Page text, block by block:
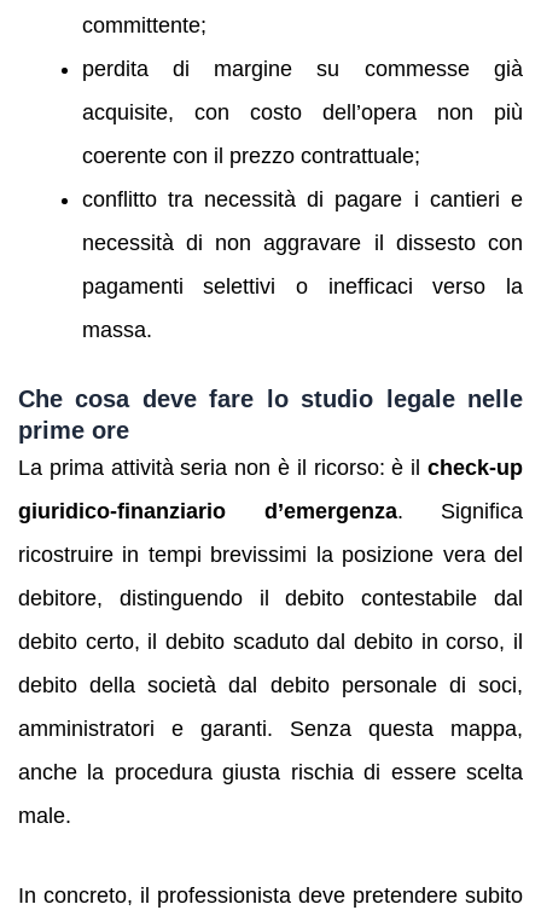
committente;
perdita di margine su commesse già
acquisite, con costo dell’opera non più
coerente con il prezzo contrattuale;
conflitto tra necessità di pagare i cantieri e
necessità di non aggravare il dissesto con
pagamenti selettivi o inefficaci verso la
massa.
Che cosa deve fare lo studio legale nelle
prime ore
La prima attività seria non è il ricorso: è il check-up
giuridico-finanziario d’emergenza. Significa
ricostruire in tempi brevissimi la posizione vera del
debitore, distinguendo il debito contestabile dal
debito certo, il debito scaduto dal debito in corso, il
debito della società dal debito personale di soci,
amministratori e garanti. Senza questa mappa,
anche la procedura giusta rischia di essere scelta
male.
In concreto, il professionista deve pretendere subito